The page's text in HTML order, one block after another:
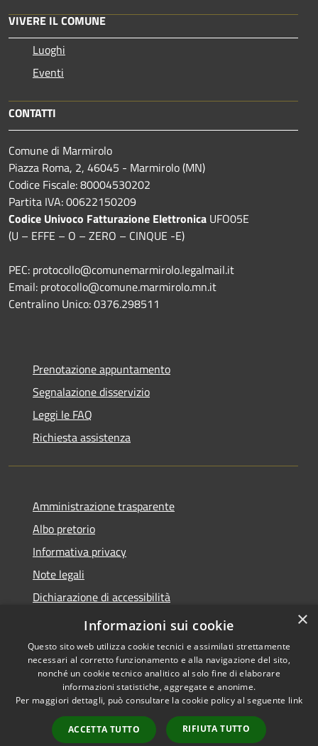
VIVERE IL COMUNE
Luoghi
Eventi
CONTATTI
Comune di Marmirolo
Piazza Roma, 2, 46045 - Marmirolo (MN)
Codice Fiscale: 80004530202
Partita IVA: 00622150209
Codice Univoco Fatturazione Elettronica UFO05E
(U – EFFE – O – ZERO – CINQUE -E)
PEC: protocollo@comunemarmirolo.legalmail.it
Email: protocollo@comune.marmirolo.mn.it
Centralino Unico: 0376.298511
Prenotazione appuntamento
Segnalazione disservizio
Leggi le FAQ
Richiesta assistenza
Amministrazione trasparente
Albo pretorio
Informativa privacy
Note legali
Dichiarazione di accessibilità
Obiettivi di accessibilità
Accessibilità
Copyright © 2026 • Comune di
Marmirolo • Powered by
Municipium•
Accesso
×
Informazioni sui cookie
Questo sito web utilizza cookie tecnici e assimilati strettamente
necessari al corretto funzionamento e alla navigazione del sito,
nonché un cookie tecnico analitico al solo fine di elaborare
informazioni statistiche, aggregate e anonime.
Per maggiori dettagli, può consultare la cookie policy al seguente link
ACCETTA TUTTO RIFIUTA TUTTO